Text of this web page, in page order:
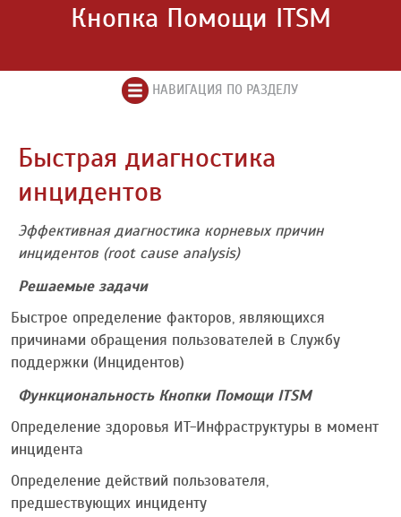
Кнопка Помощи ITSM
НАВИГАЦИЯ ПО РАЗДЕЛУ
Быстрая диагностика
инцидентов
Эффективная диагностика корневых причин
инцидентов (root cause analysis)
Решаемые задачи
Быстрое определение факторов, являющихся
причинами обращения пользователей в Службу
поддержки (Инцидентов)
Функциональность Кнопки Помощи ITSM
Определение здоровья ИТ-Инфраструктуры в момент
инцидента
Определение действий пользователя,
предшествующих инциденту